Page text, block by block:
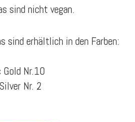
sind nicht vegan.
sind erhältlich in den Farben:
Nr.10
Nr. 2